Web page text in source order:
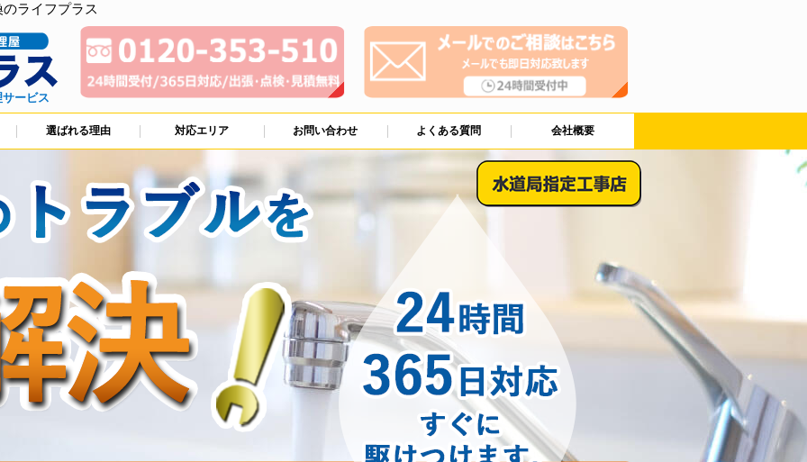
ライフプラス
ービス
選ばれる理由 対応エリア お問い合わせ よくある質問 会社概要